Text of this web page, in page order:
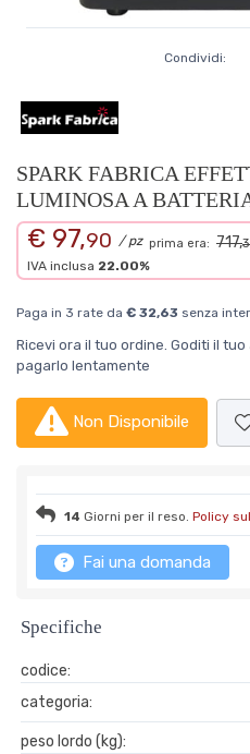
Condividi:
SPARK FABRICA
LUMINOSA A
€ 97,90 / pz prima era: 717,
IVA inclusa 22.00%
Paga in 3 rate da € 32,63 senza
Ricevi ora il tuo ordine. Goditi il
pagarlo lentamente
Non Disponibile
14 Giorni per il reso. Policy
Fai una domanda
Specifiche
codice:
categoria:
peso lordo (kg):